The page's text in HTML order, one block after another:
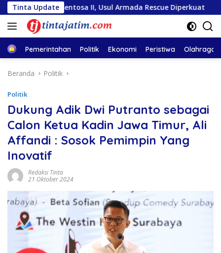
Langsung
ke
konten
Tinta Update
Sentosa II, Usul Armada Rescue Diperkuat Sambut
HomePemerintahan Politik Ekonomi Peristiwa Olahraga
Beranda Politik
Politik
Dukung Adik Dwi Putranto sebagai
Calon Ketua Kadin Jawa Timur, Ali
Affandi : Sosok Pemimpin Yang
Inovatif
Redaksi Tinta
21 Oktober 2024